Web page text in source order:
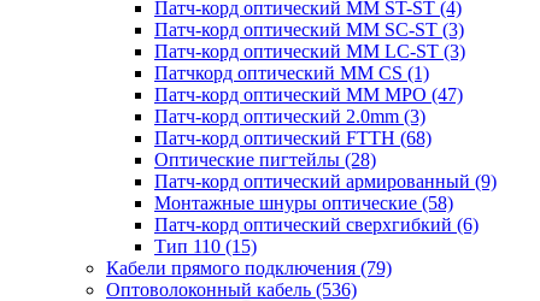
Патч-корд оптический MM ST-ST (4)
Патч-корд оптический MM SC-ST (3)
Патч-корд оптический MM LC-ST (3)
Патчкорд оптический MM CS (1)
Патч-корд оптический MM MPO (47)
Патч-корд оптический 2.0mm (3)
Патч-корд оптический FTTH (68)
Оптические пигтейлы (28)
Патч-корд оптический армированный (9)
Монтажные шнуры оптические (58)
Патч-корд оптический сверхгибкий (6)
Тип 110 (15)
Кабели прямого подключения (79)
Оптоволоконный кабель (536)